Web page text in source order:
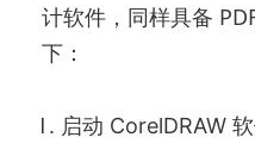
计软件，同样具备
下：
启动 CorelDRAW 软